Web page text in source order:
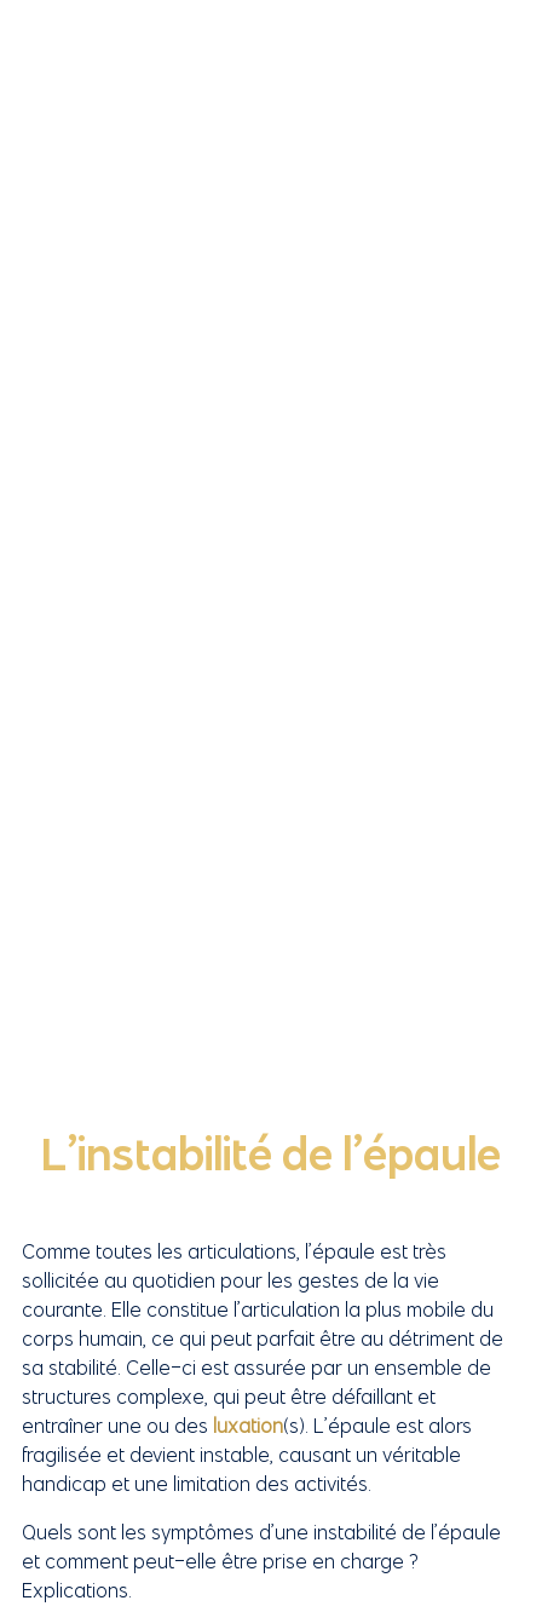
L’instabilité de l’épaule
Comme toutes les articulations, l’épaule est très
sollicitée au quotidien pour les gestes de la vie
courante. Elle constitue l’articulation la plus mobile du
corps humain, ce qui peut parfait être au détriment de
sa stabilité. Celle-ci est assurée par un ensemble de
structures complexe, qui peut être défaillant et
entraîner une ou des luxation(s). L’épaule est alors
fragilisée et devient instable, causant un véritable
handicap et une limitation des activités.
Quels sont les symptômes d’une instabilité de l’épaule
et comment peut-elle être prise en charge ?
Explications.